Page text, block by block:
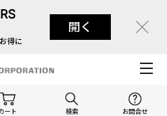
得に
開く
ート 検索 お問合せ